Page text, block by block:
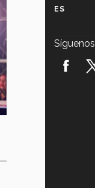
ES
Síguenos